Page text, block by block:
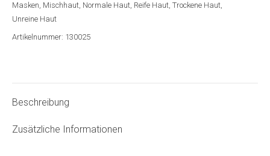
Masken, Mischhaut, Normale Haut, Reife Haut, Trockene Haut,
Unreine Haut
Artikelnummer: 130025
Beschreibung
Zusätzliche Informationen